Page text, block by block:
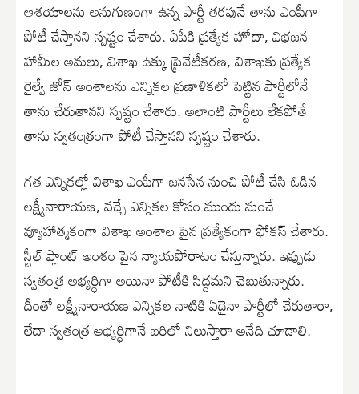
ఆశయాలను అనుగుణంగా ఉన్న పార్టీ తరపునే తాను ఎంపీగా
పోటీ చేస్తానని స్పష్టం చేశారు. ఏపీకి ప్రత్యేక హోదా, విభజన
హామీల అమలు, విశాఖ ఉక్కు ప్రైవేటీకరణ, విశాఖకు ప్రత్యేక
రైల్వే జోన్ అంశాలను ఎన్నికల ప్రణాళికలో పెట్టిన పార్టీలోనే
తాను చేరుతానని స్పష్టం చేశారు. అలాంటి పార్టీలు లేకపోతే
తాను స్వతంత్రంగా పోటీ చేస్తానని స్పష్టం చేశారు.
గత ఎన్నికల్లో విశాఖ ఎంపీగా జనసేన నుంచి పోటీ చేసి ఓడిన
లక్ష్మీనారాయణ, వచ్చే ఎన్నికల కోసం ముందు నుంచే
వ్యూహాత్మకంగా విశాఖ అంశాల పైన ప్రత్యేకంగా ఫోకస్ చేశారు.
స్టీల్ ప్లాంట్ అంశం పైన న్యాయపోరాటం చేస్తున్నారు. ఇప్పుడు
స్వతంత్ర అభ్యర్ధిగా అయినా పోటీకి సిద్దమని చెబుతున్నారు.
దీంతో లక్ష్మీనారాయణ ఎన్నికల నాటికి ఏదైనా పార్టీలో చేరుతారా,
లేదా స్వతంత్ర అభ్యర్ధిగానే బరిలో నిలుస్తారా అనేది చూడాలి.